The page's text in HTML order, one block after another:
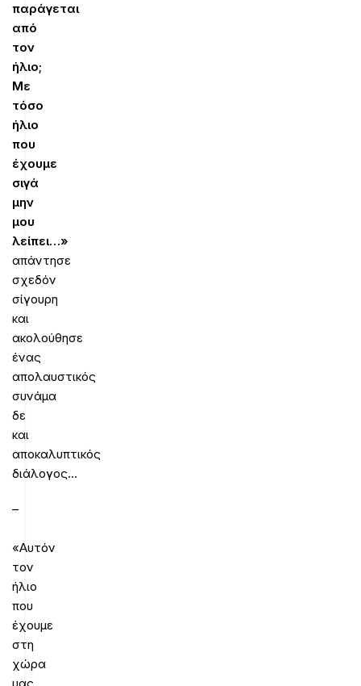
παράγεται
από
τον
ήλιο;
Με
τόσο
ήλιο
που
έχουμε
σιγά
μην
μου
λείπει…»
απάντησε
σχεδόν
σίγουρη
και
ακολούθησε
ένας
απολαυστικός
συνάμα
δε
και
αποκαλυπτικός
διάλογος…
–
«Αυτόν
τον
ήλιο
που
έχουμε
στη
χώρα